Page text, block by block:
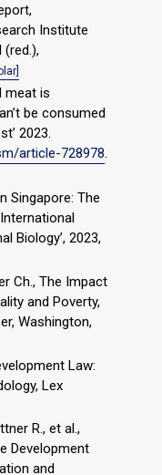
Institute
(red.),
meat is
be consumed
2023.
article-728978.
Singapore: The
Biology’, 2023,
Ch., The Impact
and Poverty,
Washington,
Law:
Lex
R., et al.,
Development
and